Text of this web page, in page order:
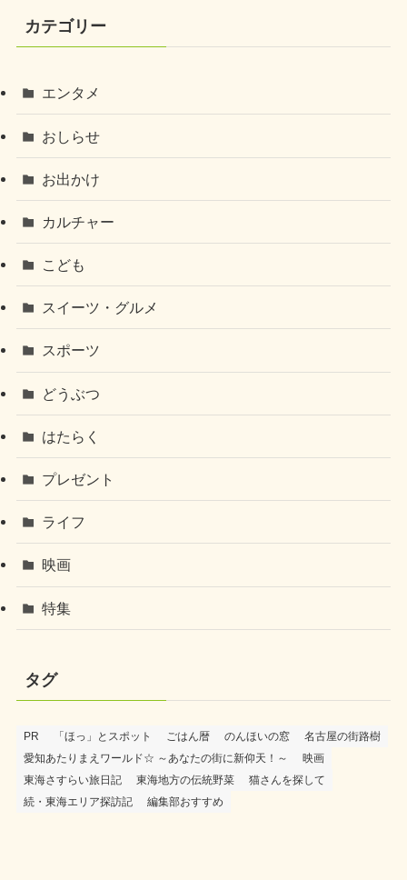
カテゴリー
エンタメ
おしらせ
お出かけ
カルチャー
こども
スイーツ・グルメ
スポーツ
どうぶつ
はたらく
プレゼント
ライフ
映画
特集
タグ
PR 「ほっ」とスポット ごはん暦 のんほいの窓
名古屋の街路樹
愛知あたりまえワールド☆ ～あなたの街に新仰天！～
映画
東海さすらい旅日記
東海地方の伝統野菜
猫さんを探して
続・東海エリア探訪記
編集部おすすめ